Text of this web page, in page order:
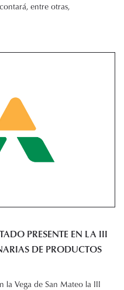
entre otras,
PRESENTE EN LA III
DE PRODUCTOS
la Vega de San Mateo la III